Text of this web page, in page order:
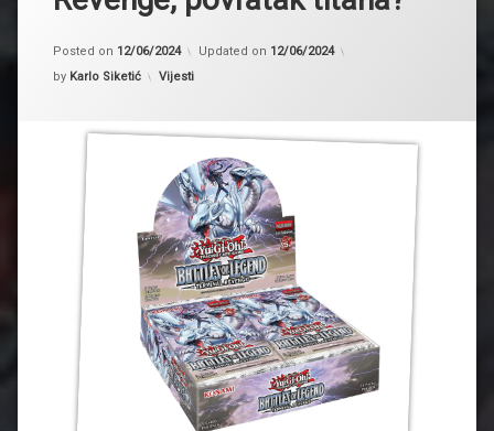
Posted on 12/06/2024 Updated on 12/06/2024
by Karlo Siketić Kategorije:
Vijesti